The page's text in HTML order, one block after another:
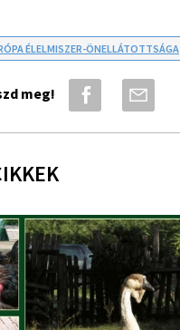
ÉLELMISZER-ÖNELLÁTOTTSÁGA
meg!